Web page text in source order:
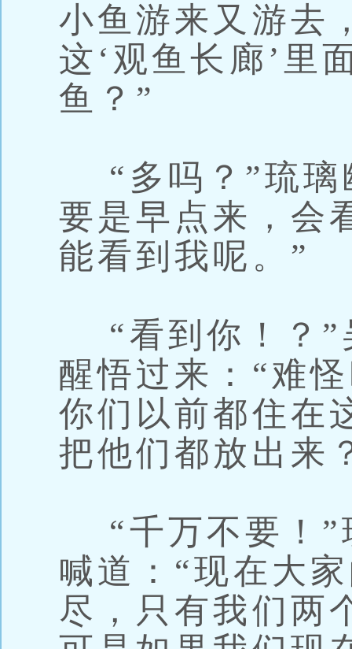
小鱼游来又游去
这‘观鱼长廊’里
鱼？”
“多吗？”琉璃
要是早点来，会
能看到我呢。”
“看到你！？”
醒悟过来：“难
你们以前都住在
把他们都放出来
“千万不要！”
喊道：“现在大
尽，只有我们两